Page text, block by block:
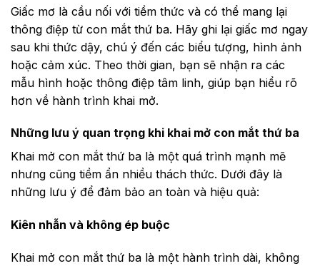
Giấc mơ là cầu nối với tiềm thức và có thể mang lại
thông điệp từ con mắt thứ ba. Hãy ghi lại giấc mơ ngay
sau khi thức dậy, chú ý đến các biểu tượng, hình ảnh
hoặc cảm xúc. Theo thời gian, bạn sẽ nhận ra các
mẫu hình hoặc thông điệp tâm linh, giúp bạn hiểu rõ
hơn về hành trình khai mở.
Những lưu ý quan trọng khi khai mở con mắt thứ ba
Khai mở con mắt thứ ba là một quá trình mạnh mẽ
nhưng cũng tiềm ẩn nhiều thách thức. Dưới đây là
những lưu ý để đảm bảo an toàn và hiệu quả:
Kiên nhẫn và không ép buộc
Khai mở con mắt thứ ba là một hành trình dài, không